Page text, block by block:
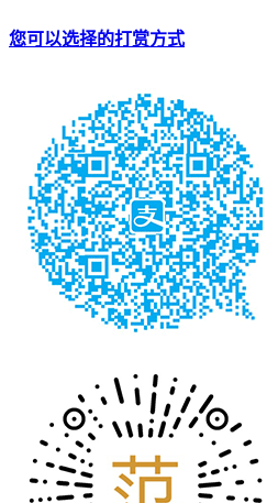
您可以选择的打赏方式